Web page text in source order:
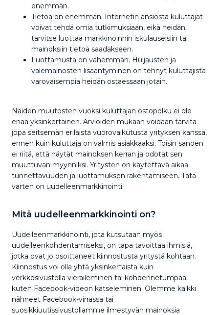
enemmän.
Tietoa on enemmän. Internetin ansiosta kuluttajat
voivat tehdä omia tutkimuksiaan, eikä heidän
tarvitse luottaa markkinoinnin iskulauseisiin tai
mainoksiin tietoa saadakseen.
Luottamusta on vähemmän. Huijausten ja
valemainosten lisääntyminen on tehnyt kuluttajista
varovaisempia heidän ostaessaan jotain.
Näiden muutosten vuoksi kuluttajan ostopolku ei ole
enää yksinkertainen. Arvioiden mukaan voidaan tarvita
jopa seitsemän erilaista vuorovaikutusta yrityksen kanssa,
ennen kuin kuluttaja on valmis asiakkaaksi. Toisin sanoen
ei riitä, että näytät mainoksen kerran ja odotat sen
muuttuvan myynniksi. Yritysten on käytettävä aikaa
tunnettavuuden ja luottamuksen rakentamiseen. Tätä
varten on uudelleenmarkkinointi.
Mitä uudelleenmarkkinointi on?
Uudelleenmarkkinointi, jota kutsutaan myös
uudelleenkohdentamiseksi, on tapa tavoittaa ihmisiä,
jotka ovat jo osoittaneet kiinnostusta yritystä kohtaan.
Kiinnostus voi olla yhtä yksinkertaista kuin
verkkosivustolla vieraileminen tai kohdennetumpaa,
kuten Facebook-videon katseleminen. Olemme kaikki
nähneet Facebook-virrassa tai
suosikkiuutissivustollamme ilmestyvän mainoksia